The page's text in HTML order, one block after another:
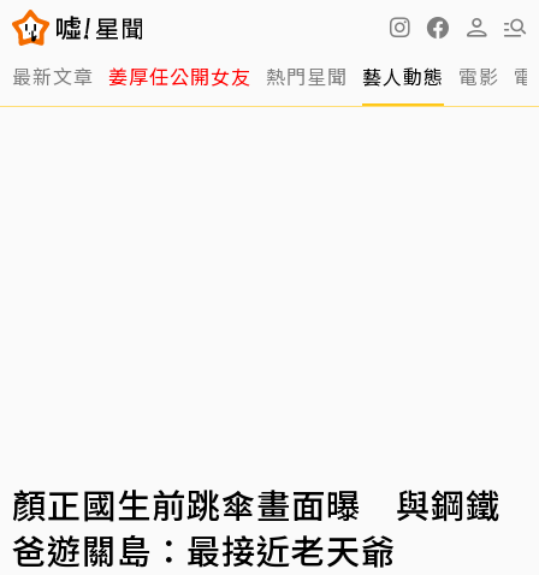
最新文章 姜厚任公開女友 熱門星聞 藝人動態 電影
顏正國生前跳傘畫面曝 與鋼鐵
爸遊關島：最接近老天爺